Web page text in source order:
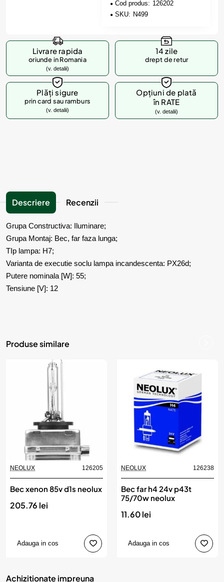
Cod produs: 126202
SKU: N499
Livrare rapida
oriunde in Romania
(v. detalii)
14 zile
drept de retur
Plăți sigure
prin card sau ramburs
(v. detalii)
Opțiuni de plată
în RATE
(v. detalii)
Descriere Recenzii
Grupa Constructiva: Iluminare;
Grupa Montaj: Bec, far faza lunga;
TIp lampa: H7;
Varianta de executie soclu lampa incandescenta: PX26d;
Putere nominala [W]: 55;
Tensiune [V]: 12
Produse similare
NEOLUX 126205
Bec xenon 85v d1s neolux
205.76 lei
Adauga in cos
NEOLUX 126238
Bec far h4 24v p43t
75/70w neolux
11.60 lei
Adauga in cos
Achizitionate impreuna